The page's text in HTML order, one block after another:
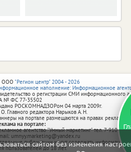
сайтом без изменения
ООО "Регион центр" 2004 - 2026
наполнение: Информационное
о регистрации СМИ информационного
№ ФС 77‑35502
РОСКОМНАДЗОРом 04 марта 2009г.
О. Главного редактора Нарыков А. Н.
на портале размещаются на правах рекламы.
на портале:
агентство "Умный маркетинг" тел. 7-910-
umnyy.marketing@yandex.ru
публикации могут содержать информацию,
пользователей до 18 лет.